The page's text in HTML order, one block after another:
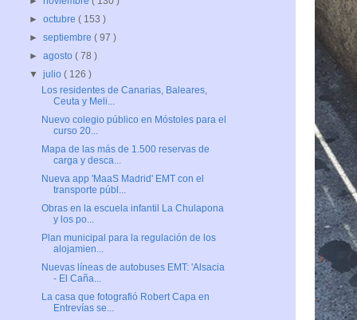
►octubre( 153 )
►septiembre( 97 )
►agosto( 78 )
▼julio( 126 )
Los residentes de Canarias, Baleares,
Ceuta y Meli...
Nuevo colegio público en Móstoles para el
curso 20...
Mapa de las más de 1.500 reservas de
carga y desca...
Nueva app 'MaaS Madrid' EMT con el
transporte públ...
Obras en la escuela infantil La Chulapona
y los po...
Plan municipal para la regulación de los
alojamien...
Nuevas líneas de autobuses EMT: 'Alsacia
- El Caña...
La casa que fotografió Robert Capa en
Entrevías se...